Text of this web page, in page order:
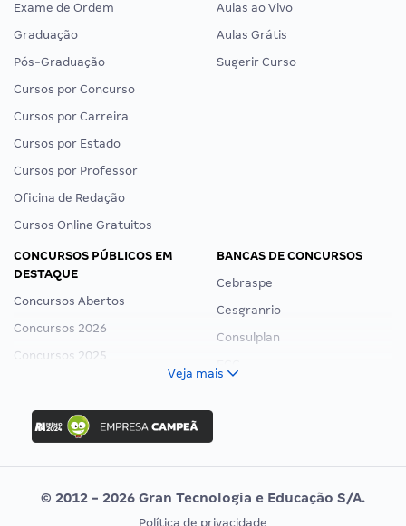
Exame de Ordem
Graduação
Pós-Graduação
Cursos por Concurso
Cursos por Carreira
Cursos por Estado
Cursos por Professor
Oficina de Redação
Cursos Online Gratuitos
Aulas ao Vivo
Aulas Grátis
Sugerir Curso
CONCURSOS PÚBLICOS EM
DESTAQUE
Concursos Abertos
Concursos 2026
Concursos 2025
Concurso Ibama
Concurso MPU
Editais publicados
BANCAS DE CONCURSOS
Cebraspe
Cesgranrio
Consulplan
Vunesp
Veja mais
© 2012 - 2026 Gran Tecnologia e Educação S/A.
Política de privacidade